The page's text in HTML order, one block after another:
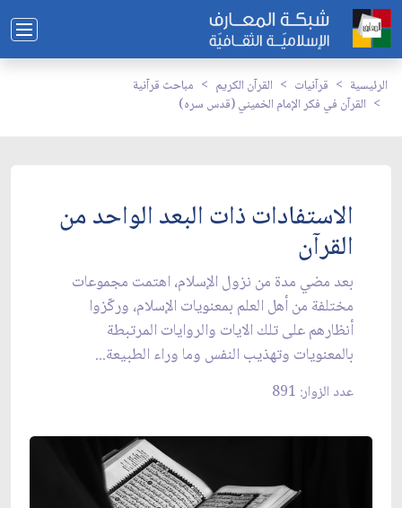
الرئيسية قرآنيات القرآن الكريم
مباحث قرآنية
القرآن في فكر الإمام الخميني (قدس سره)
الاستفادات ذات البعد الواحد من
القرآن
بعد مضي مدة من نزول الإسلام، اهتمت مجموعات
مختلفة من أهل العلم بمعنويات الإسلام، وركّزوا
أنظارهم على تلك الايات والروايات المرتبطة
بالمعنويات وتهذيب النفس وما وراء الطبيعة...
عدد الزوار: 891